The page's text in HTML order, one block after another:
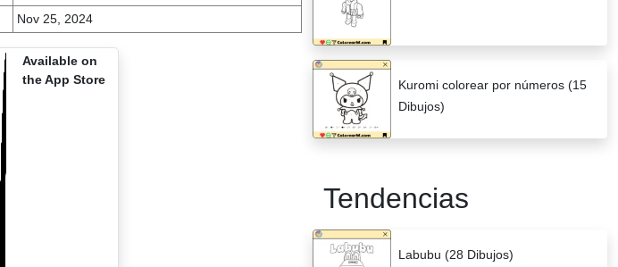
Nov 25, 2024
Available on
the App Store
Kuromi colorear por números (15
Dibujos)
Tendencias
Labubu (28 Dibujos)